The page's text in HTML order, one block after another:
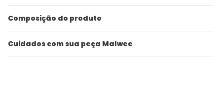
Composição do produto
Cuidados com sua peça Malwee